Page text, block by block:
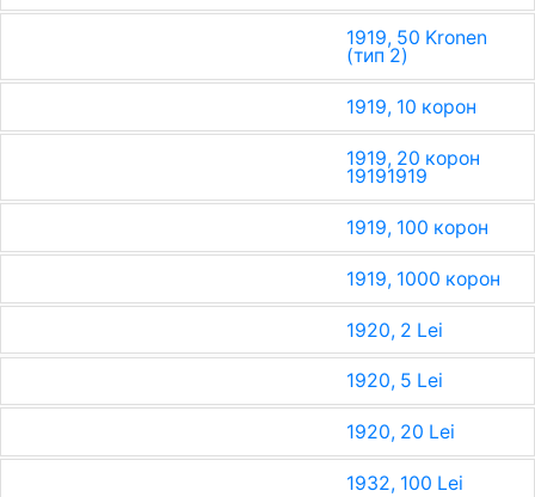
1919, 50 Kronen
(тип 2)
1919, 10 корон
1919, 20 корон
19191919
1919, 100 корон
1919, 1000 корон
1920, 2 Lei
1920, 5 Lei
1920, 20 Lei
1932, 100 Lei